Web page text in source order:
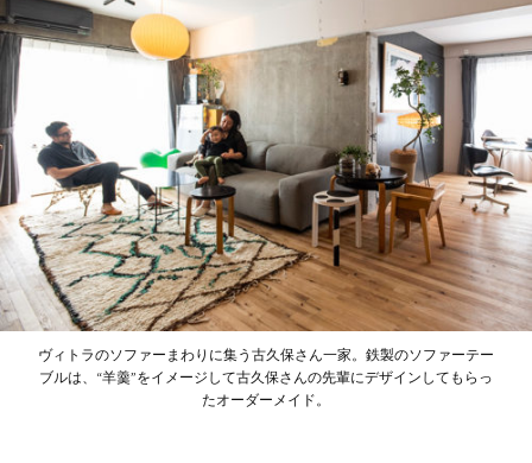
ヴィトラのソファーまわりに集う古久保さん一家。鉄製のソファーテー
ブルは、“羊羹”をイメージして古久保さんの先輩にデザインしてもらっ
たオーダーメイド。